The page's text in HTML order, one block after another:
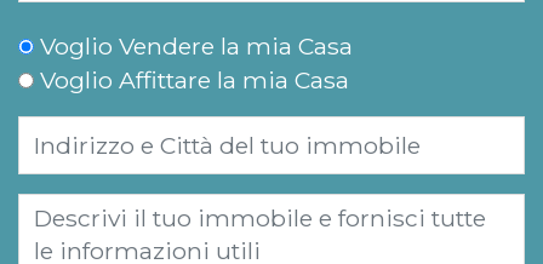
Voglio Vendere la mia Casa
Voglio Affittare la mia Casa